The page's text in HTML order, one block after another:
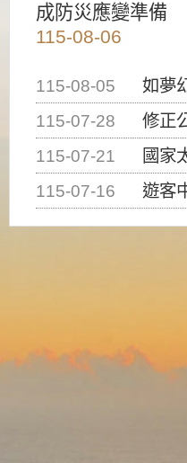
成防災應變準備
115-08-06
115-08-05
如夢
115-07-28
修正公告「墾丁
115-07-21
國家太空中心為辦
115-07-16
遊客